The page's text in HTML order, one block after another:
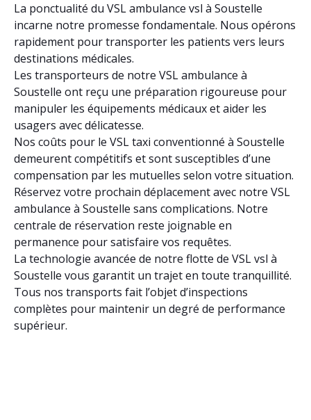
La ponctualité du VSL ambulance vsl à Soustelle
incarne notre promesse fondamentale. Nous opérons
rapidement pour transporter les patients vers leurs
destinations médicales.
Les transporteurs de notre VSL ambulance à
Soustelle ont reçu une préparation rigoureuse pour
manipuler les équipements médicaux et aider les
usagers avec délicatesse.
Nos coûts pour le VSL taxi conventionné à Soustelle
demeurent compétitifs et sont susceptibles d’une
compensation par les mutuelles selon votre situation.
Réservez votre prochain déplacement avec notre VSL
ambulance à Soustelle sans complications. Notre
centrale de réservation reste joignable en
permanence pour satisfaire vos requêtes.
La technologie avancée de notre flotte de VSL vsl à
Soustelle vous garantit un trajet en toute tranquillité.
Tous nos transports fait l’objet d’inspections
complètes pour maintenir un degré de performance
supérieur.